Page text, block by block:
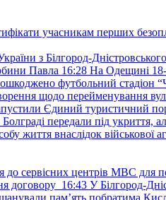
учасникам перших
з Білгород-
Павла 16:28 На Одещині 18-
футбольний стадіон
щодо перейменування
Єдиний туристичний
передали під укриття,
життя внаслідок військової
сервісних центрів МВС для
договору 16:43 У Білгород-
пам’ять побратима